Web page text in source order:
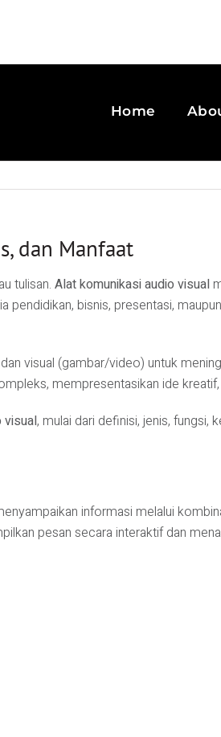
Home
dan Manfaat
tulisan. Alat komunikasi audio visual
bisnis, presentasi,
visual (gambar/video) untuk
mempresentasikan ide
visual, mulai dari definisi, jenis, fungsi,
informasi melalui
pesan secara interaktif dan